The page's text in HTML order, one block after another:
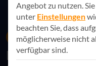
Eventrückblicke 14.
Rückblick auf
Angebot zu nutzen.
unter Einstellungen
beachten Sie, dass
möglicherweise nicht
verfügbar sind.